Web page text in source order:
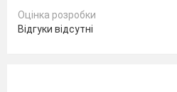
Після
Оцінка розробки
Відгуки відсутні